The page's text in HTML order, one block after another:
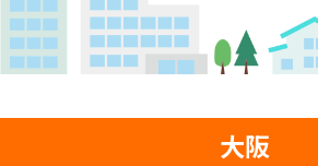
大阪